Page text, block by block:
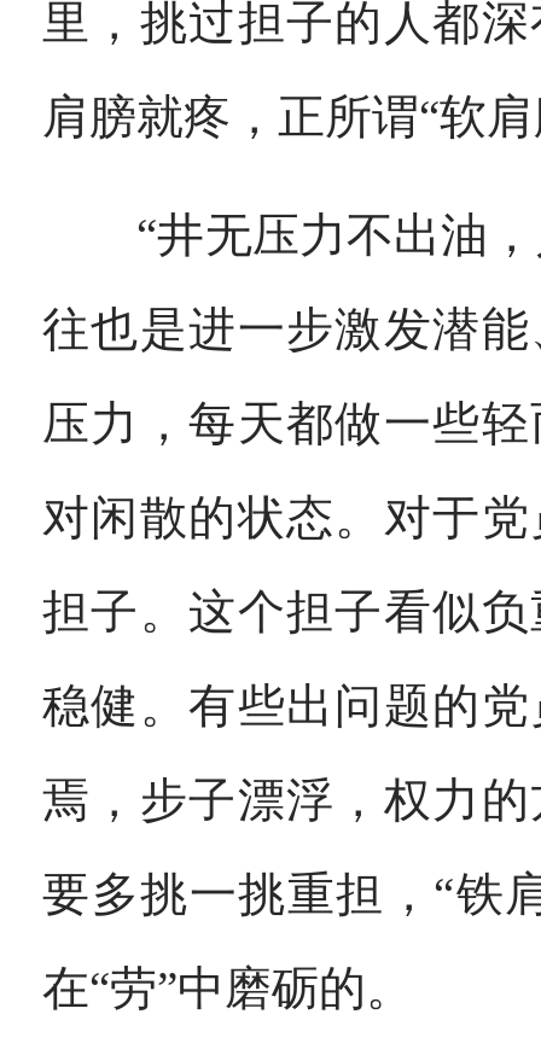
里，挑过担子的人都
肩膀就疼，正所谓“软
“井无压力不出油，
往也是进一步激发潜
压力，每天都做一些
对闲散的状态。对于
担子。这个担子看似
稳健。有些出问题的
焉，步子漂浮，权力
要多挑一挑重担，“铁
在“劳”中磨砺的。